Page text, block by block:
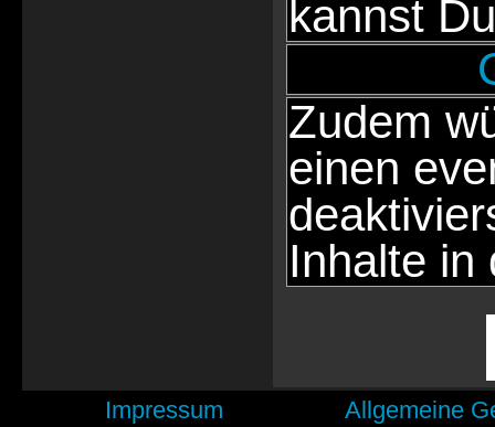
kannst
Zudem
einen
Inhalte in
Impressum
Allgemeine